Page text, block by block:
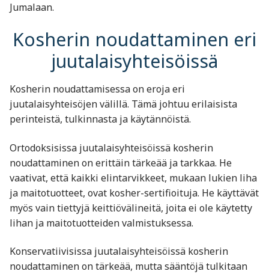
Jumalaan.
Kosherin noudattaminen eri
juutalaisyhteisöissä
Kosherin noudattamisessa on eroja eri
juutalaisyhteisöjen välillä. Tämä johtuu erilaisista
perinteistä, tulkinnasta ja käytännöistä.
Ortodoksisissa juutalaisyhteisöissä kosherin
noudattaminen on erittäin tärkeää ja tarkkaa. He
vaativat, että kaikki elintarvikkeet, mukaan lukien liha
ja maitotuotteet, ovat kosher-sertifioituja. He käyttävät
myös vain tiettyjä keittiövälineitä, joita ei ole käytetty
lihan ja maitotuotteiden valmistuksessa.
Konservatiivisissa juutalaisyhteisöissä kosherin
noudattaminen on tärkeää, mutta sääntöjä tulkitaan